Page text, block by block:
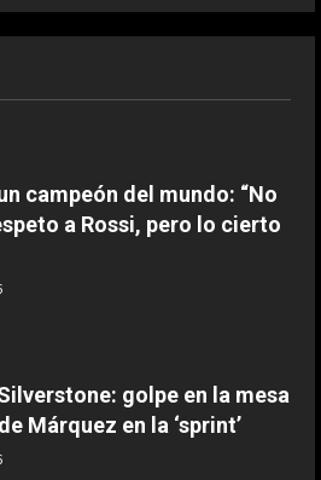
campeón del mundo: “No
a Rossi, pero lo cierto
golpe en la mesa
Márquez en la ‘sprint’
a Alonso: “No necesita el
coche para…”
9, 2026
9, 2026
inspirado en el Mundial de